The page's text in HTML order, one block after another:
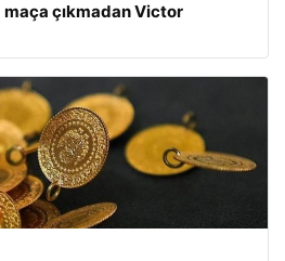
çıkmadan Victor